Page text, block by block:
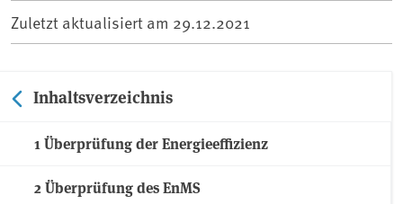
Zuletzt aktualisiert am 29.12.2021
Inhaltsverzeichnis
1 Überprüfung der Energieeffizienz
2 Überprüfung des EnMS